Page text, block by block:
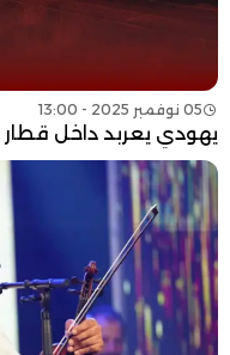
05 نوفمبر 2025 - 13:00
يهودي يعربد داخل قطار